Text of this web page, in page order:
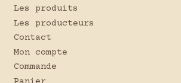
Les produits
Les producteurs
Contact
Mon compte
Commande